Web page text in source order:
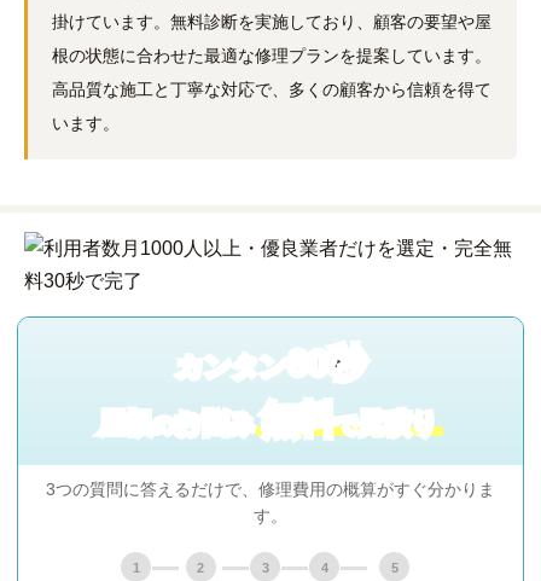
掛けています。無料診断を実施しており、顧客の要望や屋
根の状態に合わせた最適な修理プランを提案しています。
高品質な施工と丁寧な対応で、多くの顧客から信頼を得て
います。
カンタン60秒
屋根 の お悩み無料で見積り
3つの質問に答えるだけで、修理費用の概算がすぐ分かりま
す。
1 2 3 4 5